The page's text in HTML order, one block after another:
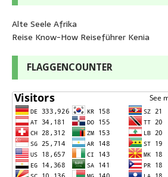
Alte Seele Afrika
Reise Know-How Reiseführer Kenia
FLAGGENCOUNTER